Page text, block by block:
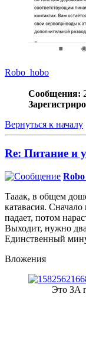
Robo_hobo
Сообщения:
Вернуться к началу
Re: Питание и
Тааак, в общем
катавасия.
падает, потом
Выходит, нужно
Единственный
Вложения
Это 3A